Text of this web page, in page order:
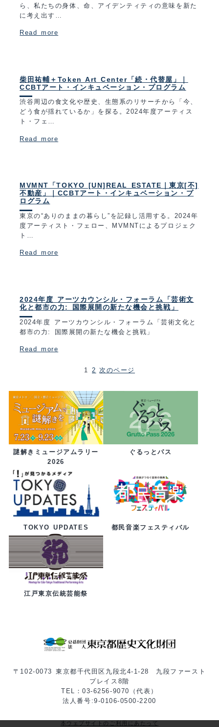
ら、私たちの身体、命、アイデンティティの意味を新た
に考え出す…
Read more
柴田祐輔＋Token Art Center「続・代替屋」｜
CCBTアート・インキュベーション・プログラム
渋谷周辺の食文化や歴史、生態系のリサーチから「今、
どう食が揺れているか」を探る。2024年度アーティス
ト・フェ…
Read more
MVMNT「TOKYO [UN]REAL ESTATE｜東京[不]
不動産」｜CCBTアート・インキュベーション・プ
ログラム
東京の“ありのままの暮らし”を記録し活用する。2024年
度アーティスト・フェロー、MVMNTによるプロジェク
ト…
Read more
2024年度 アーツカウンシル・フォーラム「芸術文
化と都市の力: 国際展開の新たな機会と挑戦」
2024年度 アーツカウンシル・フォーラム「芸術文化と
都市の力: 国際展開の新たな機会と挑戦」
Read more
1 2 次のページ
謎解きミュージアムラリー
2026
ぐるっとパス
TOKYO UPDATES 都民音楽フェスティバル
江戸東京伝統芸能祭
〒102-0073 東京都千代田区九段北4-1-28 九段ファースト
プレイス8階
TEL：03-6256-9070（代表）
法人番号:9-0106-0500-2200
本ウェブサイトのご利用にあたって